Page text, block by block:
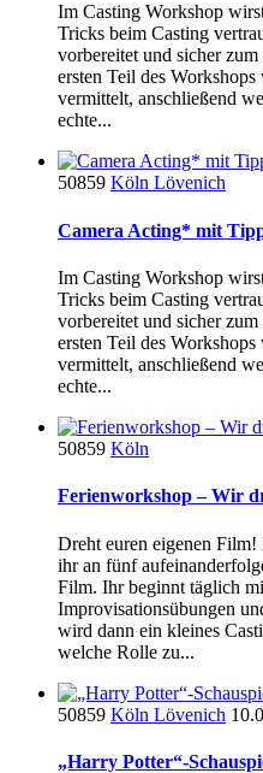
Im Casting Workshop
Tricks beim Casting
vorbereitet und sicher
ersten Teil des
vermittelt, anschließend
echte...
50859 Köln Lövenich
Camera Acting* mit
Im Casting Workshop
Tricks beim Casting
vorbereitet und sicher
ersten Teil des
vermittelt, anschließend
echte...
50859 Köln
Ferienworkshop – Wir
Dreht euren eigenen
ihr an fünf
Film. Ihr beginnt täglich
Improvisationsübungen
wird dann ein kleines
welche Rolle zu...
50859 Köln Lövenich
„Harry Potter“-